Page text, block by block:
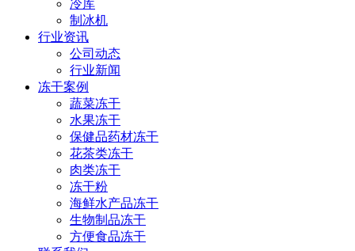
冷库
制冰机
行业资讯
公司动态
行业新闻
冻干案例
蔬菜冻干
水果冻干
保健品药材冻干
花茶类冻干
肉类冻干
冻干粉
海鲜水产品冻干
生物制品冻干
方便食品冻干